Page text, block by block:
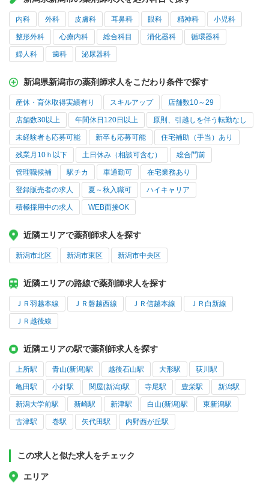
内科 外科 皮膚科 耳鼻科 眼科 精神科 小児科
整形外科 心療内科 総合科目 消化器科 循環器科
婦人科 歯科 泌尿器科
新潟県新潟市の薬剤師求人をこだわり条件で探す
産休・育休取得実績有り スキルアップ 店舗数10～29
店舗数30以上 年間休日120日以上 原則、引越しを伴う転勤なし
未経験者も応募可能 新卒も応募可能 住宅補助（手当）あり
残業月10ｈ以下 土日休み（相談可含む） 総合門前
管理職候補 駅チカ 車通勤可 在宅業務あり
登録販売者の求人 夏～秋入職可 ハイキャリア
積極採用中の求人 WEB面接OK
近隣エリアで薬剤師求人を探す
新潟市北区 新潟市東区 新潟市中央区
近隣エリアの路線で薬剤師求人を探す
ＪＲ羽越本線 ＪＲ磐越西線 ＪＲ信越本線 ＪＲ白新線
ＪＲ越後線
近隣エリアの駅で薬剤師求人を探す
上所駅 青山(新潟)駅 越後石山駅 大形駅 荻川駅
亀田駅 小針駅 関屋(新潟)駅 寺尾駅 豊栄駅 新潟駅
新潟大学前駅 新崎駅 新津駅 白山(新潟)駅 東新潟駅
古津駅 巻駅 矢代田駅 内野西が丘駅
この求人と似た求人をチェック
エリア